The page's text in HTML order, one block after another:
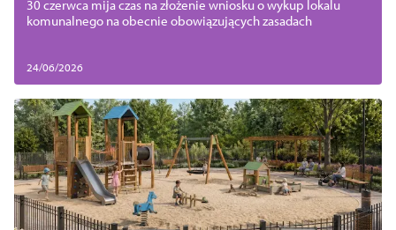
złożenie wniosku tylko do 30 czerwca
30 czerwca mija czas na złożenie wniosku o wykup lokalu
komunalnego na obecnie obowiązujących zasadach
24/06/2026